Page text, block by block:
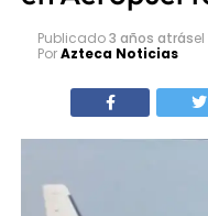
Publicado3 años atrásel
PorAzteca Noticias